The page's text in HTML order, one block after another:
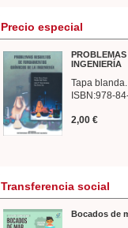
Precio especial
INGENIERÍA
Tapa
ISBN:978-
2,00 €
Transferencia social
Bocados de